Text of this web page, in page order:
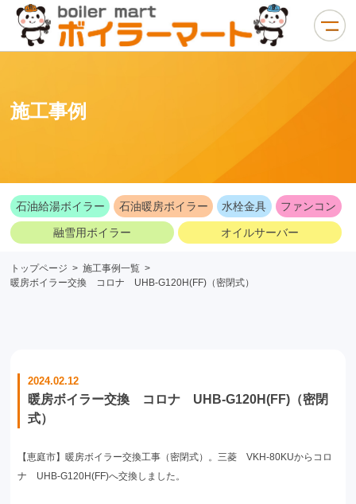
施工事例
石油給湯ボイラー 石油暖房ボイラー 水栓金具 ファンコン
融雪用ボイラー オイルサーバー
トップページ > 施工事例一覧 >
暖房ボイラー交換 コロナ UHB-G120H(FF)（密閉式）
2024.02.12
暖房ボイラー交換 コロナ UHB-G120H(FF)（密閉
式）
【恵庭市】暖房ボイラー交換工事（密閉式）。三菱 VKH-80KUからコロ
ナ UHB-G120H(FF)へ交換しました。